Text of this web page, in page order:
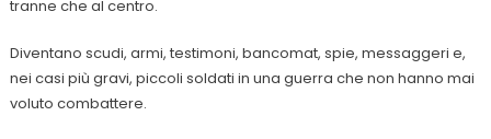
tranne che al centro.
Diventano scudi, armi, testimoni, bancomat, spie, messaggeri e,
nei casi più gravi, piccoli soldati in una guerra che non hanno mai
voluto combattere.